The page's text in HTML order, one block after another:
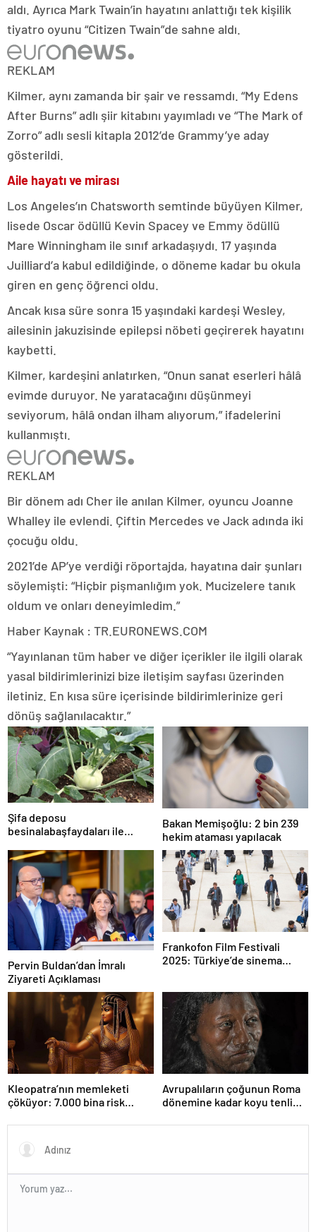
aldı. Ayrıca Mark Twain’in hayatını anlattığı tek kişilik
tiyatro oyunu “Citizen Twain”de sahne aldı.
REKLAM
Kilmer, aynı zamanda bir şair ve ressamdı. “My Edens
After Burns” adlı şiir kitabını yayımladı ve “The Mark of
Zorro” adlı sesli kitapla 2012’de Grammy’ye aday
gösterildi.
Aile hayatı ve mirası
Los Angeles’ın Chatsworth semtinde büyüyen Kilmer,
lisede Oscar ödüllü Kevin Spacey ve Emmy ödüllü
Mare Winningham ile sınıf arkadaşıydı. 17 yaşında
Juilliard’a kabul edildiğinde, o döneme kadar bu okula
giren en genç öğrenci oldu.
Ancak kısa süre sonra 15 yaşındaki kardeşi Wesley,
ailesinin jakuzisinde epilepsi nöbeti geçirerek hayatını
kaybetti.
Kilmer, kardeşini anlatırken, “Onun sanat eserleri hâlâ
evimde duruyor. Ne yaratacağını düşünmeyi
seviyorum, hâlâ ondan ilham alıyorum,” ifadelerini
kullanmıştı.
REKLAM
Bir dönem adı Cher ile anılan Kilmer, oyuncu Joanne
Whalley ile evlendi. Çiftin Mercedes ve Jack adında iki
çocuğu oldu.
2021’de AP’ye verdiği röportajda, hayatına dair şunları
söylemişti: “Hiçbir pişmanlığım yok. Mucizelere tanık
oldum ve onları deneyimledim.”
Haber Kaynak : TR.EURONEWS.COM
“Yayınlanan tüm haber ve diğer içerikler ile ilgili olarak
yasal bildirimlerinizi bize iletişim sayfası üzerinden
iletiniz. En kısa süre içerisinde bildirimlerinize geri
dönüş sağlanılacaktır.”
Şifa deposu
besinalabaşfaydaları ile
koruyan mucize besin
alabaş…
Bakan Memişoğlu: 2 bin 239
hekim ataması yapılacak
Pervin Buldan’dan İmralı
Ziyareti Açıklaması
Frankofon Film Festivali
2025: Türkiye’de sinema
Kleopatra’nın memleketi
çöküyor: 7.000 bina risk
Avrupalıların çoğunun Roma
dönemine kadar koyu tenli